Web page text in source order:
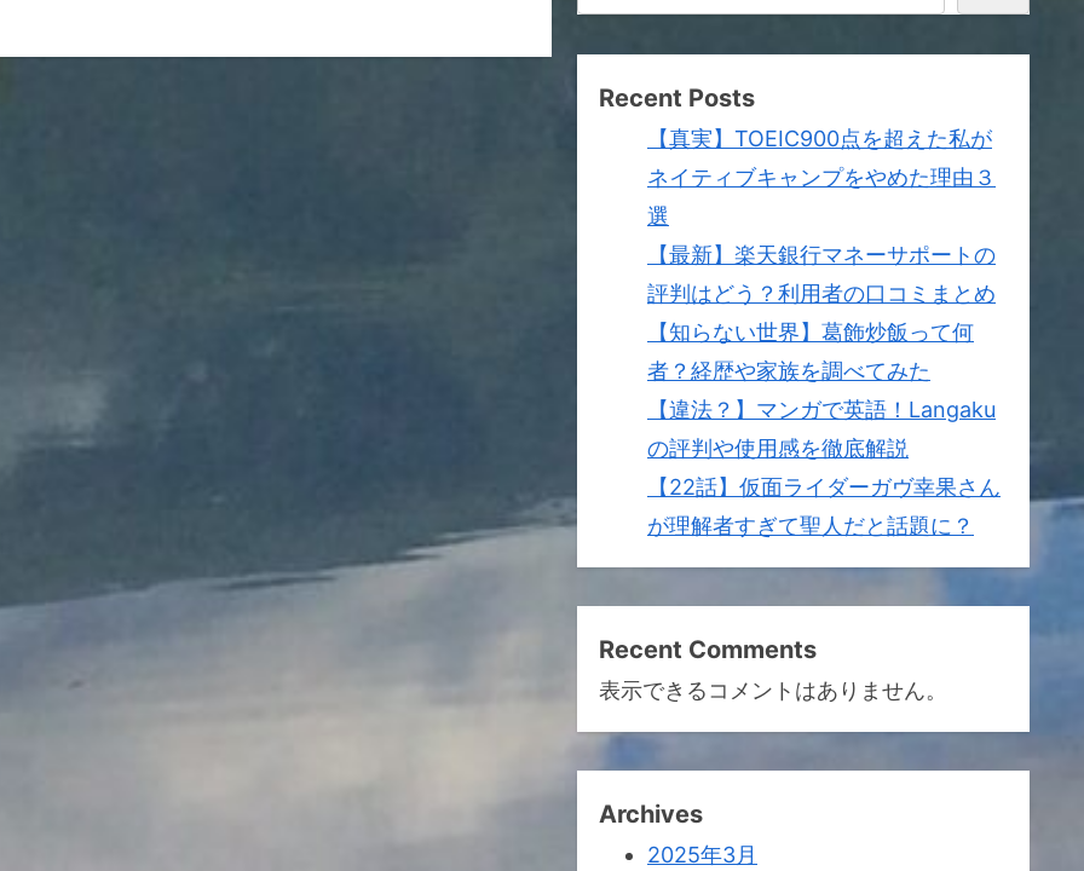
Recent Posts
【真実】TOEIC900点を超えた私が
ネイティブキャンプをやめた理由３
選
【最新】楽天銀行マネーサポートの
評判はどう？利用者の口コミまとめ
【知らない世界】葛飾炒飯って何
者？経歴や家族を調べてみた
【違法？】マンガで英語！Langaku
の評判や使用感を徹底解説
【22話】仮面ライダーガヴ幸果さん
が理解者すぎて聖人だと話題に？
Recent Comments
表示できるコメントはありません。
Archives
2025年3月